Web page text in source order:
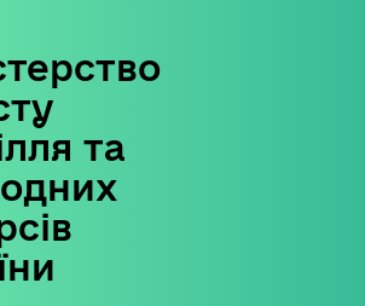
та